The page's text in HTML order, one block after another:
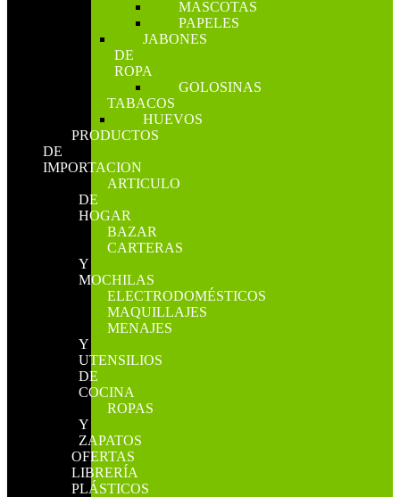
MASCOTAS
PAPELES
JABONES
DE
ROPA
GOLOSINAS
TABACOS
HUEVOS
PRODUCTOS
DE
IMPORTACION
ARTICULO
DE
HOGAR
BAZAR
CARTERAS
Y
MOCHILAS
ELECTRODOMÉSTICOS
MAQUILLAJES
MENAJES
Y
UTENSILIOS
DE
COCINA
ROPAS
Y
ZAPATOS
OFERTAS
LIBRERÍA
PLÁSTICOS